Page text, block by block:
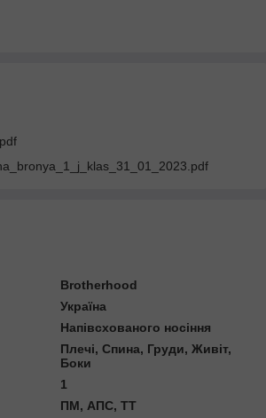
Brotherhood
Україна
Напівсхованого носіння
Плечі, Спина, Груди, Живіт,
Боки
1
ПМ, АПС, ТТ